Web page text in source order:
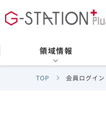
領域情報
TOP 会員ログイン